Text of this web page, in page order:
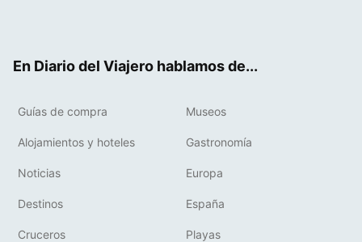
En Diario del Viajero hablamos de...
Guías de compra Museos
Alojamientos y hoteles Gastronomía
Noticias Europa
Destinos España
Cruceros Playas